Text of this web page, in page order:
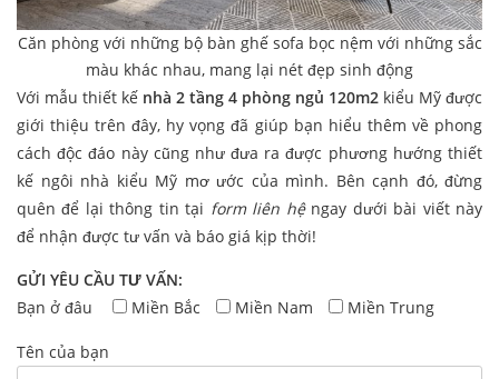
Căn phòng với những bộ bàn ghế sofa bọc nệm với những sắc
màu khác nhau, mang lại nét đẹp sinh động
Với mẫu thiết kế nhà 2 tầng 4 phòng ngủ 120m2 kiểu Mỹ được
giới thiệu trên đây, hy vọng đã giúp bạn hiểu thêm về phong
cách độc đáo này cũng như đưa ra được phương hướng thiết
kế ngôi nhà kiểu Mỹ mơ ước của mình. Bên cạnh đó, đừng
quên để lại thông tin tại form liên hệngay dưới bài viết này
để nhận được tư vấn và báo giá kịp thời!
GỬI YÊU CẦU TƯ VẤN:
Bạn ở đâu
Miền Bắc Miền Nam Miền Trung
Tên của bạn